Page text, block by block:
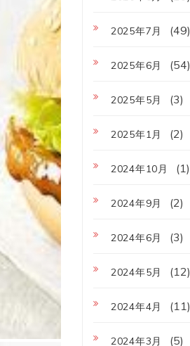
2025年7月 (49)
2025年6月 (54)
2025年5月 (3)
2025年1月 (2)
2024年10月 (1)
2024年9月 (2)
2024年6月 (3)
2024年5月 (12)
2024年4月 (11)
2024年3月 (5)